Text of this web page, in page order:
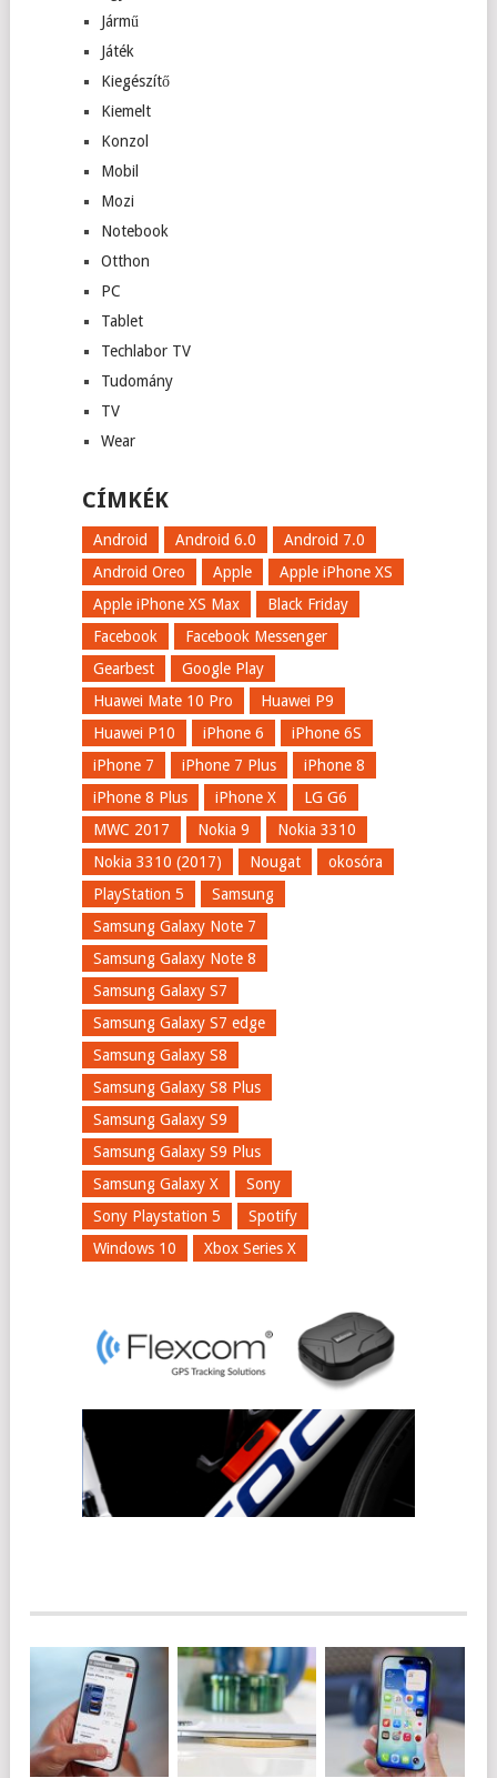
Jármű
Játék
Kiegészítő
Kiemelt
Konzol
Mobil
Mozi
Notebook
Otthon
PC
Tablet
Techlabor TV
Tudomány
TV
Wear
CÍMKÉK
Android Android 6.0
Android 7.0
Android Oreo
Apple
Apple iPhone XS
Apple iPhone XS Max
Black Friday
Facebook
Facebook Messenger
Gearbest
Google Play
Huawei Mate 10 Pro
Huawei P9
Huawei P10
iPhone 6
iPhone 6S
iPhone 7
iPhone 7 Plus
iPhone 8
iPhone 8 Plus
iPhone X
LG G6
MWC 2017
Nokia 9
Nokia 3310
Nokia 3310 (2017)
Nougat
okosóra
PlayStation 5
Samsung
Samsung Galaxy Note 7
Samsung Galaxy Note 8
Samsung Galaxy S7
Samsung Galaxy S7 edge
Samsung Galaxy S8
Samsung Galaxy S8 Plus
Samsung Galaxy S9
Samsung Galaxy S9 Plus
Samsung Galaxy X
Sony
Sony Playstation 5
Spotify
Windows 10
Xbox Series X